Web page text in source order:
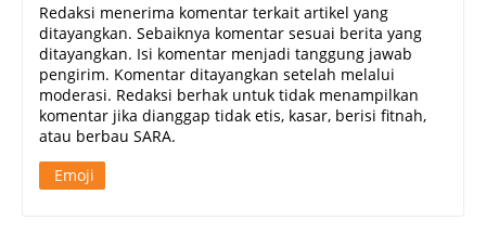
Redaksi menerima komentar terkait artikel yang
ditayangkan. Sebaiknya komentar sesuai berita yang
ditayangkan. Isi komentar menjadi tanggung jawab
pengirim. Komentar ditayangkan setelah melalui
moderasi. Redaksi berhak untuk tidak menampilkan
komentar jika dianggap tidak etis, kasar, berisi fitnah,
atau berbau SARA.
Emoji